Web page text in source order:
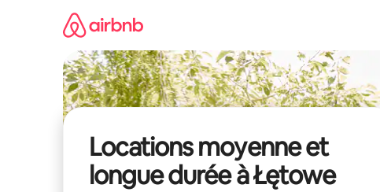
Locations moyenne et
longue durée à Łętowe